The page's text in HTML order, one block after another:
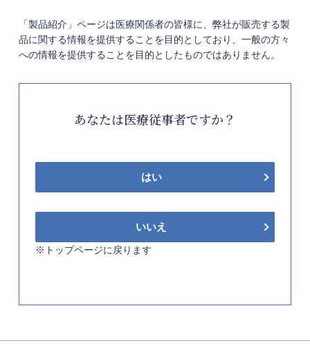
「製品紹介」ページは医療関係者の皆様に、弊社が販売する製
品に関する情報を提供することを目的としており、一般の方々
への情報を提供することを目的としたものではありません。
あなたは医療従事者ですか？
はい
いいえ
※トップページに戻ります